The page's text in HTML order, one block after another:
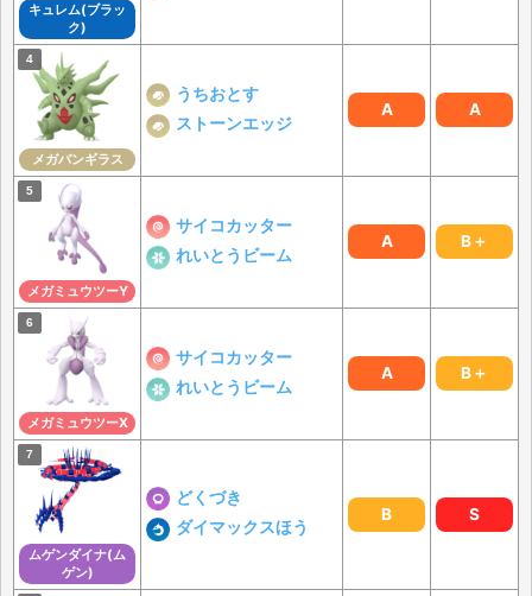
キュレム(ブラッ
ク)
メガバンギラス
うちおとす
ストーンエッジ
A A
メガミュウツーY
サイコカッター
れいとうビーム
A B＋
メガミュウツーX
サイコカッター
れいとうビーム
A B＋
ムゲンダイナ(ム
ゲン)
どくづき
ダイマックスほう
B S